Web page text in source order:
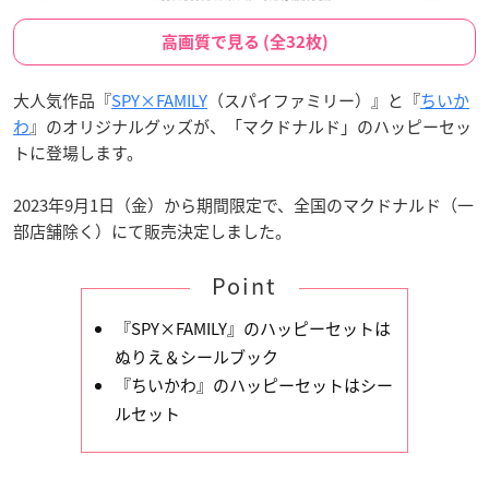
高画質で見る (全32枚)
大人気作品『SPY×FAMILY （スパイファミリー）』と『ちいか
わ』のオリジナルグッズが、「マクドナルド」のハッピーセッ
トに登場します。
2023年9月1日（金）から期間限定で、全国のマクドナルド（一
部店舗除く）にて販売決定しました。
Point
『SPY×FAMILY』のハッピーセットは
ぬりえ＆シールブック
『ちいかわ』のハッピーセットはシー
ルセット